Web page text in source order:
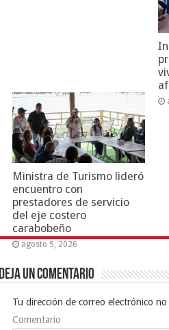
Ministra de Turismo lideró
encuentro con
prestadores de servicio
del eje costero
carabobeño
agosto 5, 2026
Deja un comentario
Tu dirección de correo electrónico no
Comentario